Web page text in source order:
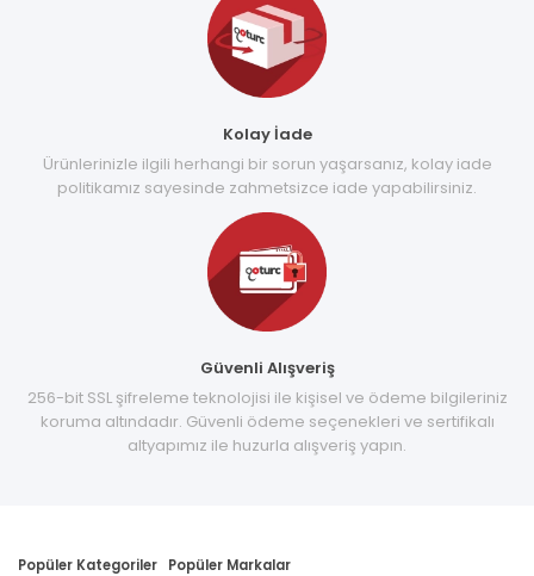
Kolay İade
Ürünlerinizle ilgili herhangi bir sorun yaşarsanız, kolay iade
politikamız sayesinde zahmetsizce iade yapabilirsiniz.
Güvenli Alışveriş
256-bit SSL şifreleme teknolojisi ile kişisel ve ödeme bilgileriniz
koruma altındadır. Güvenli ödeme seçenekleri ve sertifikalı
altyapımız ile huzurla alışveriş yapın.
Popüler Kategoriler Popüler Markalar